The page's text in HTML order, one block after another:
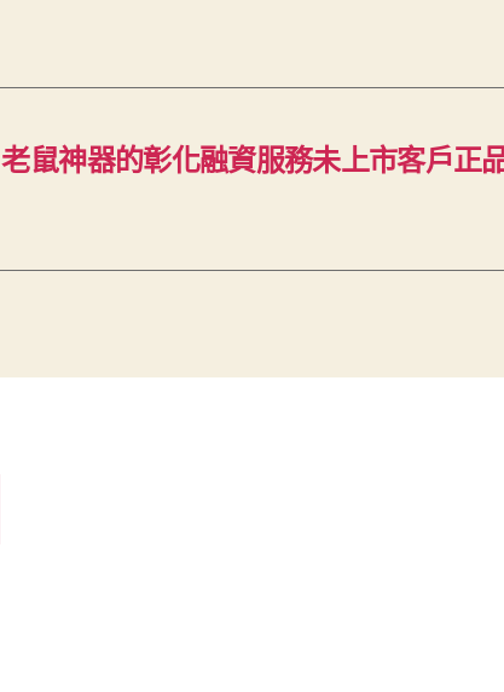
老鼠神器的彰化融資服務未上市客戶正